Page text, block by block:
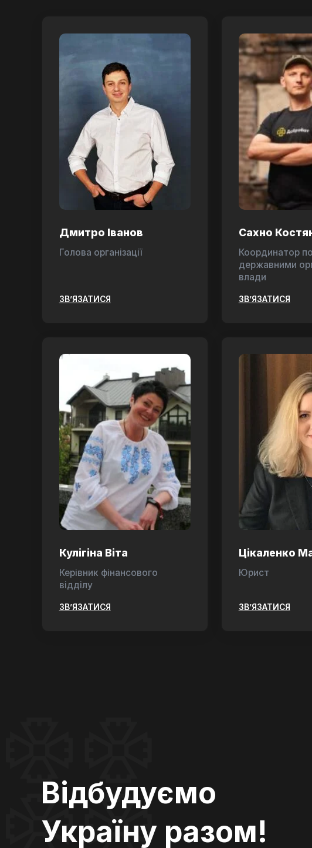
Дмитро Іванов
Голова організації
ЗВ’ЯЗАТИСЯ
Сахно
Координатор
державними
влади
ЗВ’ЯЗАТИСЯ
Кулігіна Віта
Керівник фінансового
відділу
ЗВ’ЯЗАТИСЯ
Цікаленко
Юрист
ЗВ’ЯЗАТИСЯ
Відбудуємо
Україну разом!